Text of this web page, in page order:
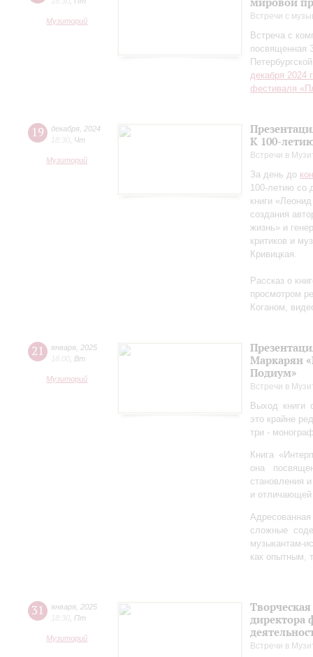
Музиторий Встречи с
Встреча с
посвященная
декабря 2024
фестиваля
19 декабря 2024
18:30 Чт
Музиторий
К 100-
Встречи в
За день до
100-летию со
книги
создания
жизнь» и
критиков и
Кривицкая.
Рассказ о
просмотром
Коганом,
21 января 2025
18:00 Вт
Музиторий
Маркарян
Подиум»
Встречи в
Выход книги
это крайне
три -
Книга
она
становления
и отличающей
сложные
музыкантам-
как опытным,
31 января 2025
18:30 Пт
Музиторий
директора
Встречи в